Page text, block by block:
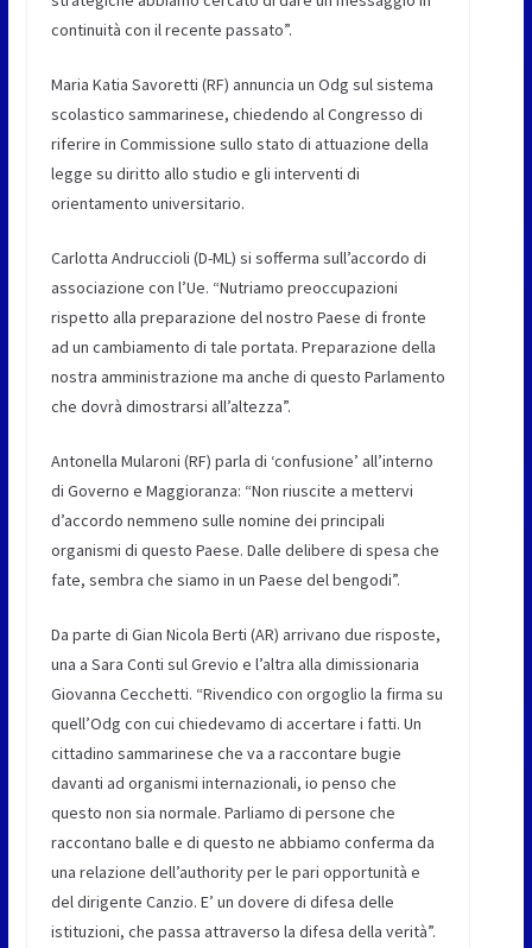
continuità con il recente passato”.
Maria Katia Savoretti (RF) annuncia un Odg sul sistema
scolastico sammarinese, chiedendo al Congresso di
riferire in Commissione sullo stato di attuazione della
legge su diritto allo studio e gli interventi di
orientamento universitario.
Carlotta Andruccioli (D-ML) si sofferma sull’accordo di
associazione con l’Ue. “Nutriamo preoccupazioni
rispetto alla preparazione del nostro Paese di fronte
ad un cambiamento di tale portata. Preparazione della
nostra amministrazione ma anche di questo Parlamento
che dovrà dimostrarsi all’altezza”.
Antonella Mularoni (RF) parla di ‘confusione’ all’interno
di Governo e Maggioranza: “Non riuscite a mettervi
d’accordo nemmeno sulle nomine dei principali
organismi di questo Paese. Dalle delibere di spesa che
fate, sembra che siamo in un Paese del bengodi”.
Da parte di Gian Nicola Berti (AR) arrivano due risposte,
una a Sara Conti sul Grevio e l’altra alla dimissionaria
Giovanna Cecchetti. “Rivendico con orgoglio la firma su
quell’Odg con cui chiedevamo di accertare i fatti. Un
cittadino sammarinese che va a raccontare bugie
davanti ad organismi internazionali, io penso che
questo non sia normale. Parliamo di persone che
raccontano balle e di questo ne abbiamo conferma da
una relazione dell’authority per le pari opportunità e
del dirigente Canzio. E’ un dovere di difesa delle
istituzioni, che passa attraverso la difesa della verità”.